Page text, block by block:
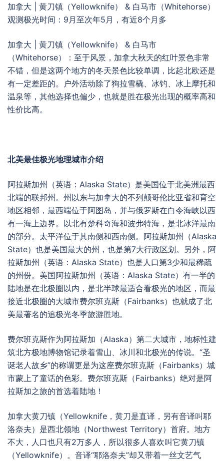
加拿大 | 黄刀镇（Yellowknife） & 白马市（Whitehorse）
观测极光时间：9月至次年5月，有近8个月多
加拿大 | 黄刀镇（Yellowknife） & 白马市
（Whitehorse）：至于风景，加拿大秋天的红叶景色非常
不错，但是这两个地方的冬天景色比较单调，比起北欧还是
有一定差距的。户外活动除了狗拉雪橇、冰钓、冰上摩托和
温泉等，其他选择也偏少，也就是胜在极光出现的概率高和
性价比高。
北美最佳极光地理城市介绍
阿拉斯加州（英语：Alaska State）是美国位于北美洲最西
北端的联邦州。州以东与加拿大的不列颠哥伦比亚省和育空
地区相邻，最西端位于阿图岛，并与俄罗斯在白令海峡以西
有一海上边界。以北有楚科奇海和波弗特海，是北冰洋最南
的部分。太平洋位于其南侧和西南侧。阿拉斯加州（Alaska
State）也是美国最大的州，也是第7大行政区划。另外，阿
拉斯加州（英语：Alaska State）也是人口第3少和最稀疏
的州份。美国阿拉斯加州（英语：Alaska State）有一半的
陆地是在北极圈以内，是北半球最适合看极光的地区，而最
接近北极圈的大城市费尔班克斯（Fairbanks）也就成了北
美最著名的追极光冬季旅游胜地。
费尔班克斯作为阿拉斯加（Alaska）第二大城市，地标性建
筑北方极地博物馆记录着雪山、冰川和北极光的传说。“圣
诞老人故乡”的称谓更是为这座费尔班克斯（Fairbanks）城
市蒙上了童话的色彩。费尔班克斯（Fairbanks）绝对是阿
拉斯加之旅的首选着陆地！
加拿大黄刀镇（Yellowknife，黄刀是直译，另有音译叫耶
洛奈夫）是西北领地（Northwest Territory）首府。地方
不大，人口也只有2万多人，所以很多人喜欢叫它黄刀镇
（Yellowknife）。音译“耶洛奈夫”却又带着一丝文艺气